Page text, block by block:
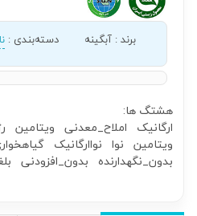
برند: آبگینه دسته‌بندی :
هشتگ ها:
ارگانیک املاح_معدنی ویتامین
ویتامین نوا نواارگانیک
بدون_نگهدارنده بدون_افزودنی